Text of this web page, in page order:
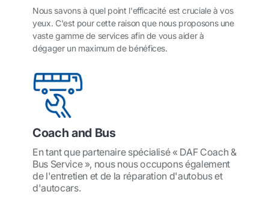
Nous savons à quel point l'efficacité est cruciale à vos
yeux. C'est pour cette raison que nous proposons une
vaste gamme de services afin de vous aider à
dégager un maximum de bénéfices.
Coach and Bus
En tant que partenaire spécialisé « DAF Coach &
Bus Service », nous nous occupons également
de l'entretien et de la réparation d'autobus et
d'autocars.